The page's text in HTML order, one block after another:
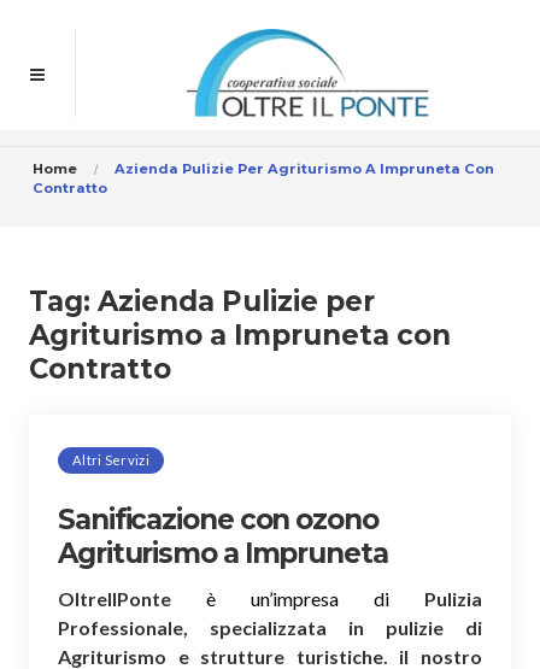
Home
Azienda Pulizie Per Agriturismo A Impruneta Con
Contratto
Tag: Azienda Pulizie per
Agriturismo a Impruneta con
Contratto
Altri Servizi
Sanificazione con ozono
Agriturismo a Impruneta
OltreIlPonte è un’impresa di Pulizia
Professionale, specializzata in pulizie di
Agriturismo e strutture turistiche. il nostro